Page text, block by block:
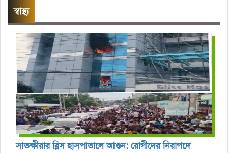
স্বাস্থ্য
সাতক্ষীরার ব্লিস হাসপাতালে আগুন: রোগীদের নিরাপদে